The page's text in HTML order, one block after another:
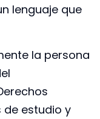
lenguaje que
la persona
de estudio y